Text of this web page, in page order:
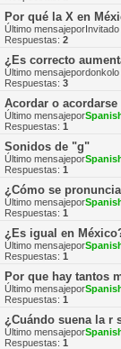
Por qué la X en
Último mensajeporInvitado
Respuestas: 2
¿Es correcto
Último mensajepordonkolo
Respuestas: 3
Acordar o acordarse
Último mensajepor
Respuestas: 1
Sonidos de "g"
Último mensajepor
Respuestas: 1
¿Cómo se
Último mensajepor
Respuestas: 1
¿Es igual en
Último mensajepor
Respuestas: 1
Por que hay tantos
Último mensajepor
Respuestas: 1
¿Cuándo suena la r
Último mensajepor
Respuestas: 1